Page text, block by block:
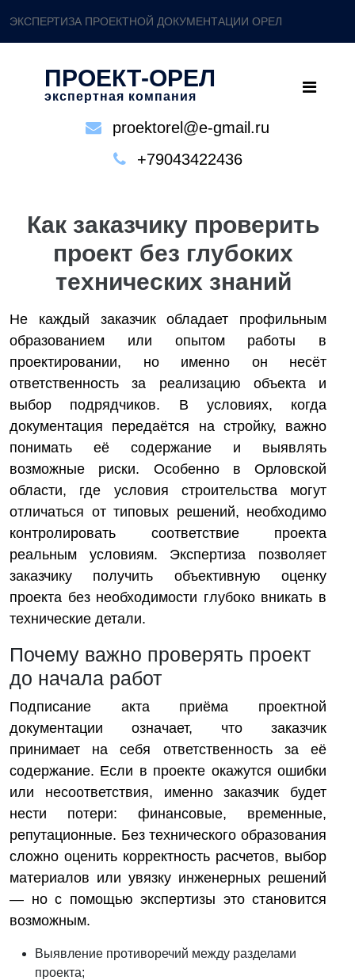
ЭКСПЕРТИЗА ПРОЕКТНОЙ ДОКУМЕНТАЦИИ ОРЕЛ
ПРОЕКТ-ОРЕЛ
экспертная компания
proektorel@e-gmail.ru
+79043422436
Как заказчику проверить
проект без глубоких
технических знаний
Не каждый заказчик обладает профильным
образованием или опытом работы в
проектировании, но именно он несёт
ответственность за реализацию объекта и
выбор подрядчиков. В условиях, когда
документация передаётся на стройку, важно
понимать её содержание и выявлять
возможные риски. Особенно в Орловской
области, где условия строительства могут
отличаться от типовых решений, необходимо
контролировать соответствие проекта
реальным условиям. Экспертиза позволяет
заказчику получить объективную оценку
проекта без необходимости глубоко вникать в
технические детали.
Почему важно проверять проект
до начала работ
Подписание акта приёма проектной
документации означает, что заказчик
принимает на себя ответственность за её
содержание. Если в проекте окажутся ошибки
или несоответствия, именно заказчик будет
нести потери: финансовые, временные,
репутационные. Без технического образования
сложно оценить корректность расчетов, выбор
материалов или увязку инженерных решений
— но с помощью экспертизы это становится
возможным.
Выявление противоречий между разделами
проекта;